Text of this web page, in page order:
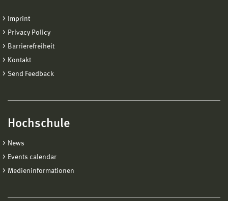
Imprint
Privacy Policy
Barrierefreiheit
Kontakt
Send Feedback
Hochschule
News
Events calendar
Medieninformationen